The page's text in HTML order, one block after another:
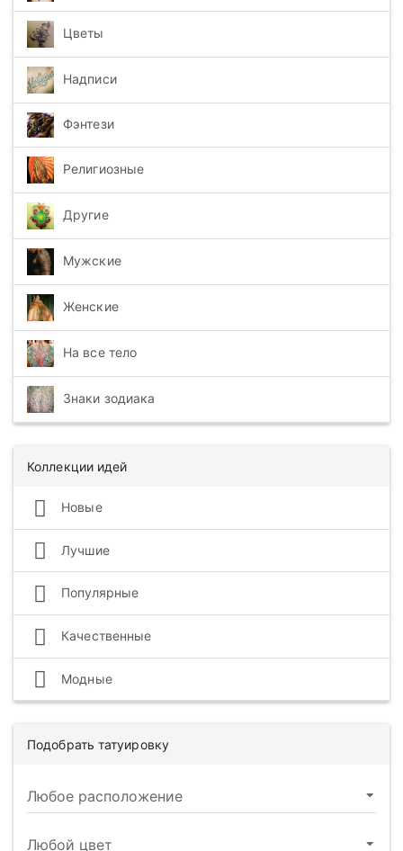
Цветы
Надписи
Фэнтези
Религиозные
Другие
Мужские
Женские
На все тело
Знаки зодиака
Коллекции идей
Новые
Лучшие
Популярные
Качественные
Модные
Подобрать татуировку